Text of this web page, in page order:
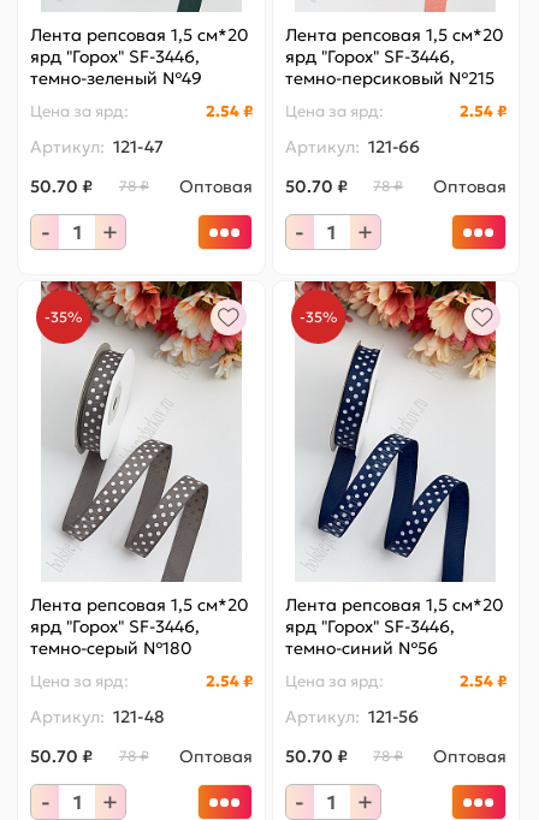
Лента репсовая 1,5 см*20
ярд "Горох" SF-3446,
темно-зеленый №49
Цена за ярд: 2.54 ₽
Артикул: 121-47
50.70 ₽
78 ₽ Оптовая
- +
Лента репсовая 1,5 см*20
ярд "Горох" SF-3446,
темно-персиковый №215
Цена за ярд: 2.54 ₽
Артикул: 121-66
50.70 ₽
78 ₽ Оптовая
- +
-35%
Лента репсовая 1,5 см*20
ярд "Горох" SF-3446,
темно-серый №180
Цена за ярд: 2.54 ₽
Артикул: 121-48
50.70 ₽
78 ₽ Оптовая
- +
-35%
Лента репсовая 1,5 см*20
ярд "Горох" SF-3446,
темно-синий №56
Цена за ярд: 2.54 ₽
Артикул: 121-56
50.70 ₽
78 ₽ Оптовая
- +